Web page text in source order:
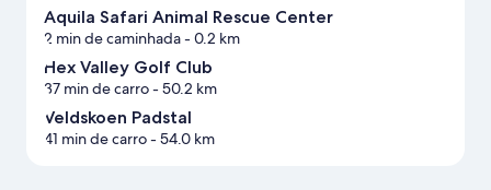
Aquila Safari Animal Rescue Center
2 min de caminhada- 0.2 km
Hex Valley Golf Club
37 min de carro- 50.2 km
Veldskoen Padstal
41 min de carro- 54.0 km